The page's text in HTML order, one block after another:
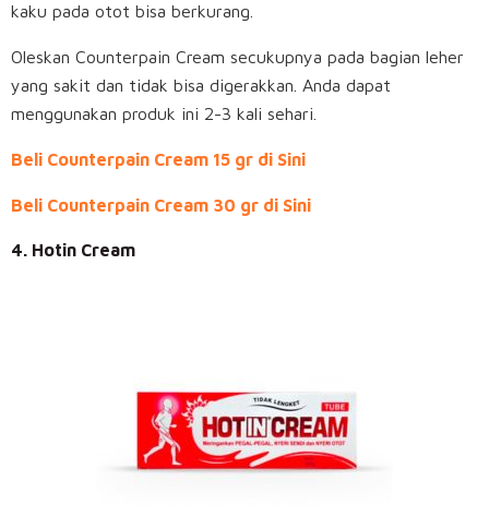
kaku pada otot bisa berkurang.
Oleskan Counterpain Cream secukupnya pada bagian leher
yang sakit dan tidak bisa digerakkan. Anda dapat
menggunakan produk ini 2-3 kali sehari.
Beli Counterpain Cream 15 gr di Sini
Beli Counterpain Cream 30 gr di Sini
4. Hotin Cream